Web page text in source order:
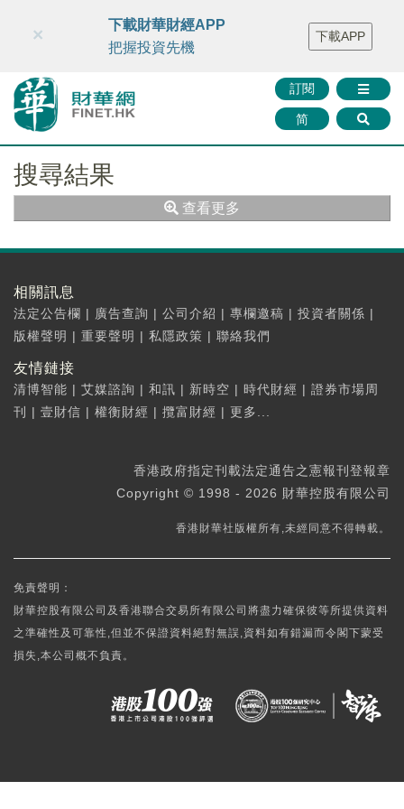
財華智庫網 FINTV FINMETA 財華證券 媒體矩陣
智庫沙龍
聯絡我們
訂閱
简
×
下載財華財經APP
把握投資先機
下載APP
搜尋結果
查看更多
相關訊息
法定公告欄 | 廣告查詢 | 公司介紹 | 專欄邀稿 | 投資者關係 |
版權聲明 | 重要聲明 | 私隱政策 | 聯絡我們
友情鏈接
清博智能 | 艾媒諮詢 | 和訊 | 新時空 | 時代財經 | 證券市場周
刊
| 壹財信 | 權衡財經 | 攬富財經 | 更多...
香港政府指定刊載法定通告之憲報刊登報章
Copyright © 1998 - 2026 財華控股有限公司
香港財華社版權所有,未經同意不得轉載。
免責聲明：
財華控股有限公司及香港聯合交易所有限公司將盡力確保彼等所提供資料
之準確性及可靠性,但並不保證資料絕對無誤,資料如有錯漏而令閣下蒙受
損失,本公司概不負責。